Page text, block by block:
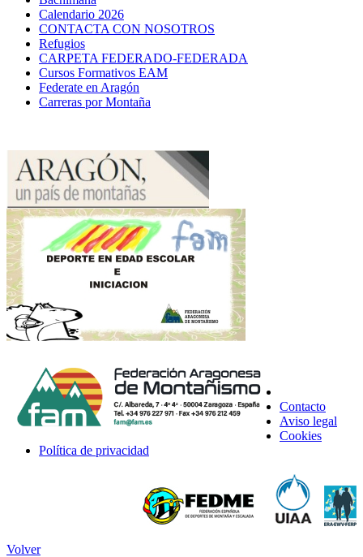
Calendario 2026
CONTACTA CON NOSOTROS
Refugios
CARPETA FEDERADO-FEDERADA
Cursos Formativos EAM
Federate en Aragón
Carreras por Montaña
Contacto
Aviso legal
Cookies
Política de privacidad
Volver